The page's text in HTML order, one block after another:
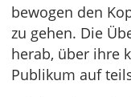
bewogen den
zu gehen. Die
herab, über ihre
Publikum auf